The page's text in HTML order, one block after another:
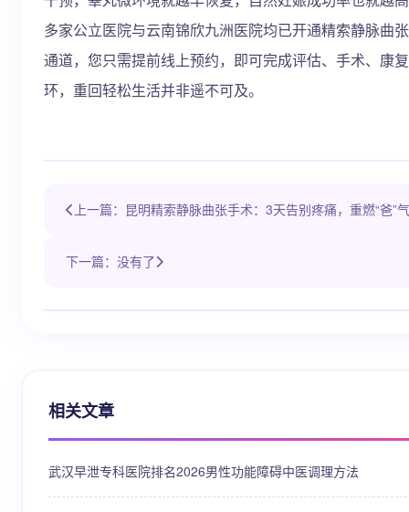
多家公立医院与云南锦欣九洲医院均已开通精索静脉曲
通道，您只需提前线上预约，即可完成评估、手术、康
环，重回轻松生活并非遥不可及。
上一篇：昆明精索静脉曲张手术：3天告别疼痛，重燃“爸”
下一篇：没有了
相关文章
武汉早泄专科医院排名2026男性功能障碍中医调理方法